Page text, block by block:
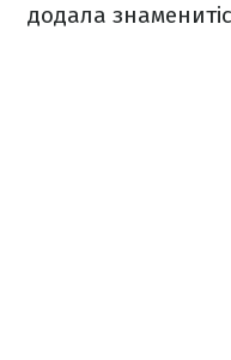
додала